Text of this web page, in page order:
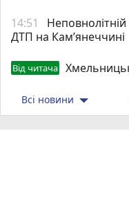
14:51
ДТП на Кам’янеччині
Від читача
Всі новини